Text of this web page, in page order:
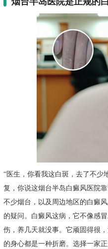
“医生，你看我这白斑，去了不少
复，你说这烟台半岛白癜风医院
不少烟台，以及周边地区的白癜
的疑问。白癜风这病，它不像感
伤，养几天就没事。它顽固得很
的身心都是一种折磨。选择一家